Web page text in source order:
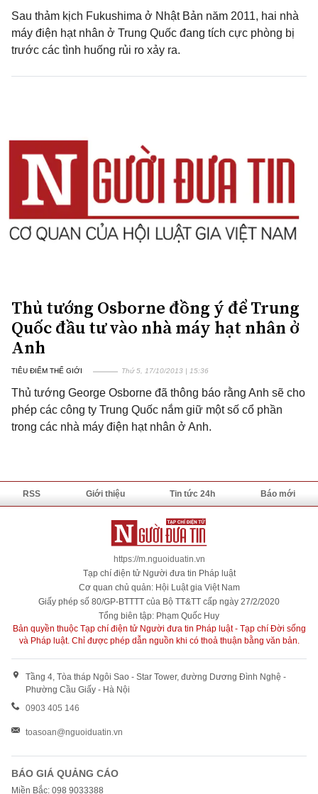
Sau thảm kịch Fukushima ở Nhật Bản năm 2011, hai nhà
máy điện hạt nhân ở Trung Quốc đang tích cực phòng bị
trước các tình huống rủi ro xảy ra.
Thủ tướng Osborne đồng ý để Trung
Quốc đầu tư vào nhà máy hạt nhân ở
Anh
TIÊU ĐIỂM THẾ GIỚI Thứ 5, 17/10/2013 | 15:36
Thủ tướng George Osborne đã thông báo rằng Anh sẽ cho
phép các công ty Trung Quốc nắm giữ một số cổ phần
trong các nhà máy điện hạt nhân ở Anh.
RSS Giới thiệu Tin tức 24h Báo mới
https://m.nguoiduatin.vn
Tạp chí điện tử Người đưa tin Pháp luật
Cơ quan chủ quản: Hội Luật gia Việt Nam
Giấy phép số 80/GP-BTTTT của Bộ TT&TT cấp ngày 27/2/2020
Tổng biên tập: Phạm Quốc Huy
Bản quyền thuộc Tạp chí điện tử Người đưa tin Pháp luật - Tạp chí Đời sống
và Pháp luật. Chỉ được phép dẫn nguồn khi có thoả thuận bằng văn bản.
Tầng 4, Tòa tháp Ngôi Sao - Star Tower, đường Dương Đình Nghệ -
Phường Cầu Giấy - Hà Nội
0903 405 146
toasoan@nguoiduatin.vn
BÁO GIÁ QUẢNG CÁO
Miền Bắc: 098 9033388